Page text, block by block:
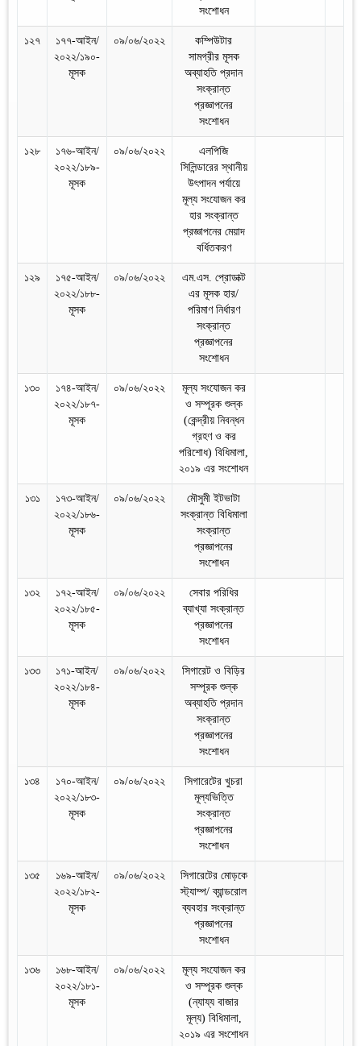
সংশোধন
১২৭
১৭৭-আইন/
২০২২/১৯০-
মূসক
০৯/০৬/২০২২
কম্পিউটার
সামগ্রীর মূসক
অব্যাহতি প্রদান
সংক্রান্ত
প্রজ্ঞাপনের
সংশোধন
১২৮
১৭৬-আইন/
২০২২/১৮৯-
মূসক
০৯/০৬/২০২২
এলপিজি
সিলিন্ডারের স্থানীয়
উৎপাদন পর্যায়ে
মূল্য সংযোজন কর
হার সংক্রান্ত
প্রজ্ঞাপনের মেয়াদ
বর্ধিতকরণ
১২৯
১৭৫-আইন/
২০২২/১৮৮-
মূসক
০৯/০৬/২০২২
এম.এস. প্রোডাক্ট
এর মূসক হার/
পরিমাণ নির্ধারণ
সংক্রান্ত
প্রজ্ঞাপনের
সংশোধন
১৩০
১৭৪-আইন/
২০২২/১৮৭-
মূসক
০৯/০৬/২০২২
মূল্য সংযোজন কর
ও সম্পূরক শুল্ক
(কেন্দ্রীয় নিবন্ধন
গ্রহণ ও কর
পরিশোধ) বিধিমালা,
২০১৯ এর সংশোধন
১৩১
১৭৩-আইন/
২০২২/১৮৬-
মূসক
০৯/০৬/২০২২
মৌসুমী ইটভাটা
সংক্রান্ত বিধিমালা
সংক্রান্ত
প্রজ্ঞাপনের
সংশোধন
১৩২
১৭২-আইন/
২০২২/১৮৫-
মূসক
০৯/০৬/২০২২
সেবার পরিধির
ব্যাখ্যা সংক্রান্ত
প্রজ্ঞাপনের
সংশোধন
১৩৩
১৭১-আইন/
২০২২/১৮৪-
মূসক
০৯/০৬/২০২২
সিগারেট ও বিড়ির
সম্পূরক শুল্ক
অব্যাহতি প্রদান
সংক্রান্ত
প্রজ্ঞাপনের
সংশোধন
১৩৪
১৭০-আইন/
২০২২/১৮৩-
মূসক
০৯/০৬/২০২২
সিগারেটের খুচরা
মূল্যভিত্তি
সংক্রান্ত
প্রজ্ঞাপনের
সংশোধন
১৩৫
১৬৯-আইন/
২০২২/১৮২-
মূসক
০৯/০৬/২০২২
সিগারেটের মোড়কে
স্ট্যাম্প/ ব্যান্ডরোল
ব্যবহার সংক্রান্ত
প্রজ্ঞাপনের
সংশোধন
১৩৬
১৬৮-আইন/
২০২২/১৮১-
মূসক
০৯/০৬/২০২২
মূল্য সংযোজন কর
ও সম্পূরক শুল্ক
(ন্যায্য বাজার
মূল্য) বিধিমালা,
২০১৯ এর সংশোধন